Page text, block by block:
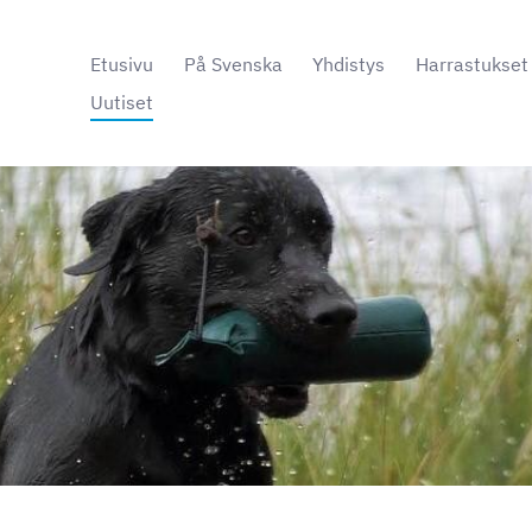
Etusivu På Svenska Yhdistys
Harrastukset
Uutiset